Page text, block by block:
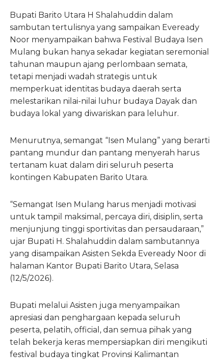
Bupati Barito Utara H Shalahuddin dalam
sambutan tertulisnya yang sampaikan Eveready
Noor menyampaikan bahwa Festival Budaya Isen
Mulang bukan hanya sekadar kegiatan seremonial
tahunan maupun ajang perlombaan semata,
tetapi menjadi wadah strategis untuk
memperkuat identitas budaya daerah serta
melestarikan nilai-nilai luhur budaya Dayak dan
budaya lokal yang diwariskan para leluhur.
Menurutnya, semangat “Isen Mulang” yang berarti
pantang mundur dan pantang menyerah harus
tertanam kuat dalam diri seluruh peserta
kontingen Kabupaten Barito Utara.
“Semangat Isen Mulang harus menjadi motivasi
untuk tampil maksimal, percaya diri, disiplin, serta
menjunjung tinggi sportivitas dan persaudaraan,”
ujar Bupati H. Shalahuddin dalam sambutannya
yang disampaikan Asisten Sekda Eveready Noor di
halaman Kantor Bupati Barito Utara, Selasa
(12/5/2026).
Bupati melalui Asisten juga menyampaikan
apresiasi dan penghargaan kepada seluruh
peserta, pelatih, official, dan semua pihak yang
telah bekerja keras mempersiapkan diri mengikuti
festival budaya tingkat Provinsi Kalimantan